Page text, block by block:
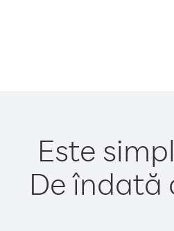
Este
De îndată